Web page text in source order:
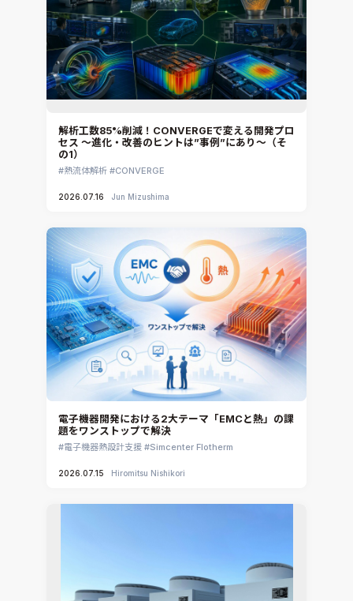
解析工数85%削減！CONVERGEで変える開発プロ
セス ～進化・改善のヒントは”事例”にあり～（そ
の1）
熱流体解析 CONVERGE
2026.07.16 Jun Mizushima
電子機器開発における2大テーマ「EMCと熱」の課
題をワンストップで解決
電子機器熱設計支援 Simcenter Flotherm
2026.07.15 Hiromitsu Nishikori